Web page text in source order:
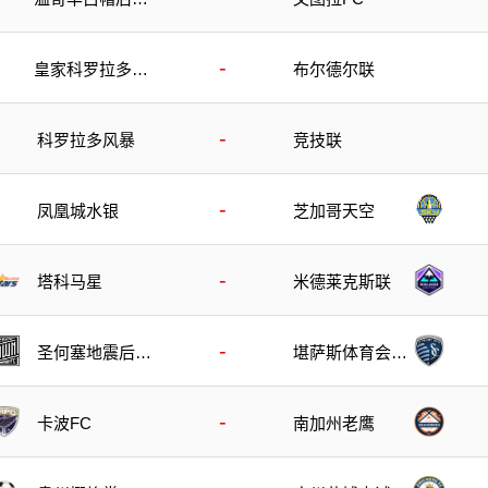
皇家科罗拉多狐
- 布尔德尔联
科罗拉多风暴 - 竞技联
凤凰城水银 - 芝加哥天空
塔科马星 - 米德莱克斯联
圣何塞地震后备
-
堪萨斯体育会后
卡波FC - 南加州老鹰